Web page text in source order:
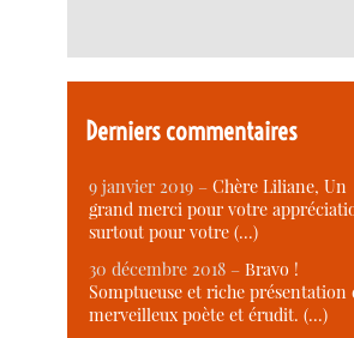
Derniers commentaires
9 janvier 2019 –Chère Liliane, Un
grand merci pour votre
surtout pour votre (…)
30 décembre 2018 –Bravo !
Somptueuse et riche présentation
merveilleux poète et érudit. (…)